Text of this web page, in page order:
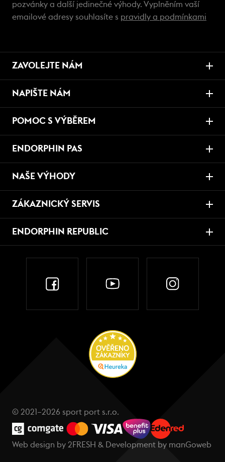
pozvánky a další jedinečné výhody. Vyplněním vaší
emailové adresy souhlasíte s pravidly a podmínkami
ZAVOLEJTE NÁM
NAPIŠTE NÁM
POMOC S VÝBĚREM
ENDORPHIN PAS
NAŠE VÝHODY
ZÁKAZNICKÝ SERVIS
ENDORPHIN REPUBLIC
© 2021–2026 sport port s.r.o.
Web design by 2FRESH & Development by manGoweb